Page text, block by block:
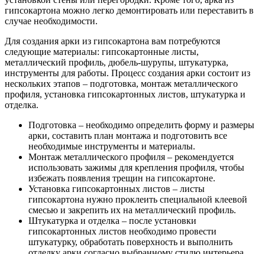
гипсокартона можно легко демонтировать или переставить в
случае необходимости.
Для создания арки из гипсокартона вам потребуются
следующие материалы: гипсокартонные листы,
металлический профиль, дюбель-шурупы, штукатурка,
инструменты для работы. Процесс создания арки состоит из
нескольких этапов – подготовка, монтаж металлического
профиля, установка гипсокартонных листов, штукатурка и
отделка.
Подготовка – необходимо определить форму и размеры
арки, составить план монтажа и подготовить все
необходимые инструменты и материалы.
Монтаж металлического профиля – рекомендуется
использовать зажимы для крепления профиля, чтобы
избежать появления трещин на гипсокартоне.
Установка гипсокартонных листов – листы
гипсокартона нужно проклеить специальной клеевой
смесью и закрепить их на металлический профиль.
Штукатурка и отделка – после установки
гипсокартонных листов необходимо провести
штукатурку, обработать поверхность и выполнить